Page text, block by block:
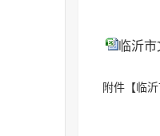
临沂
附件【 临